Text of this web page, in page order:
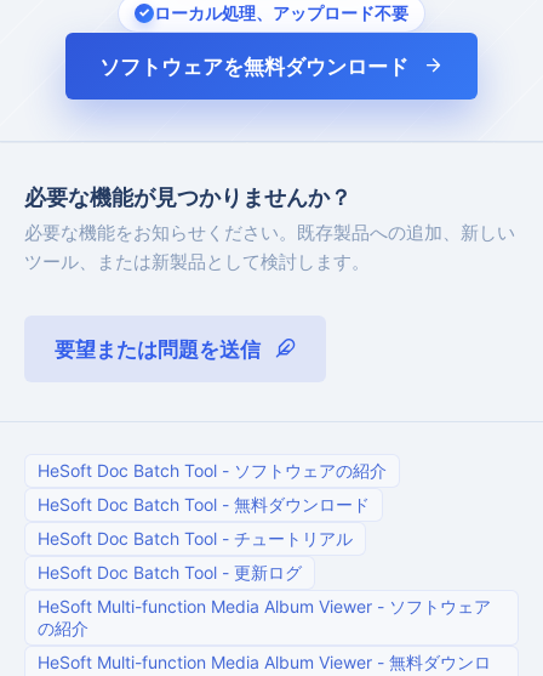
ローカル処理、アップロード不要
ソフトウェアを無料ダウンロード
必要な機能が見つかりませんか？
必要な機能をお知らせください。既存製品への追加、新しい
ツール、または新製品として検討します。
要望または問題を送信
HeSoft Doc Batch Tool - ソフトウェアの紹介
HeSoft Doc Batch Tool - 無料ダウンロード
HeSoft Doc Batch Tool - チュートリアル
HeSoft Doc Batch Tool - 更新ログ
HeSoft Multi-function Media Album Viewer - ソフトウェア
の紹介
HeSoft Multi-function Media Album Viewer - 無料ダウンロ